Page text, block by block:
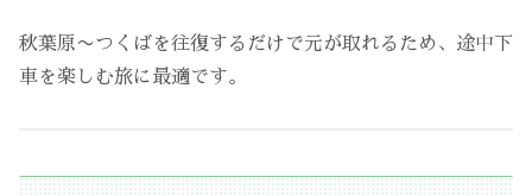
秋葉原〜つくばを往復するだけで元が取れるため、途中下
車を楽しむ旅に最適です。